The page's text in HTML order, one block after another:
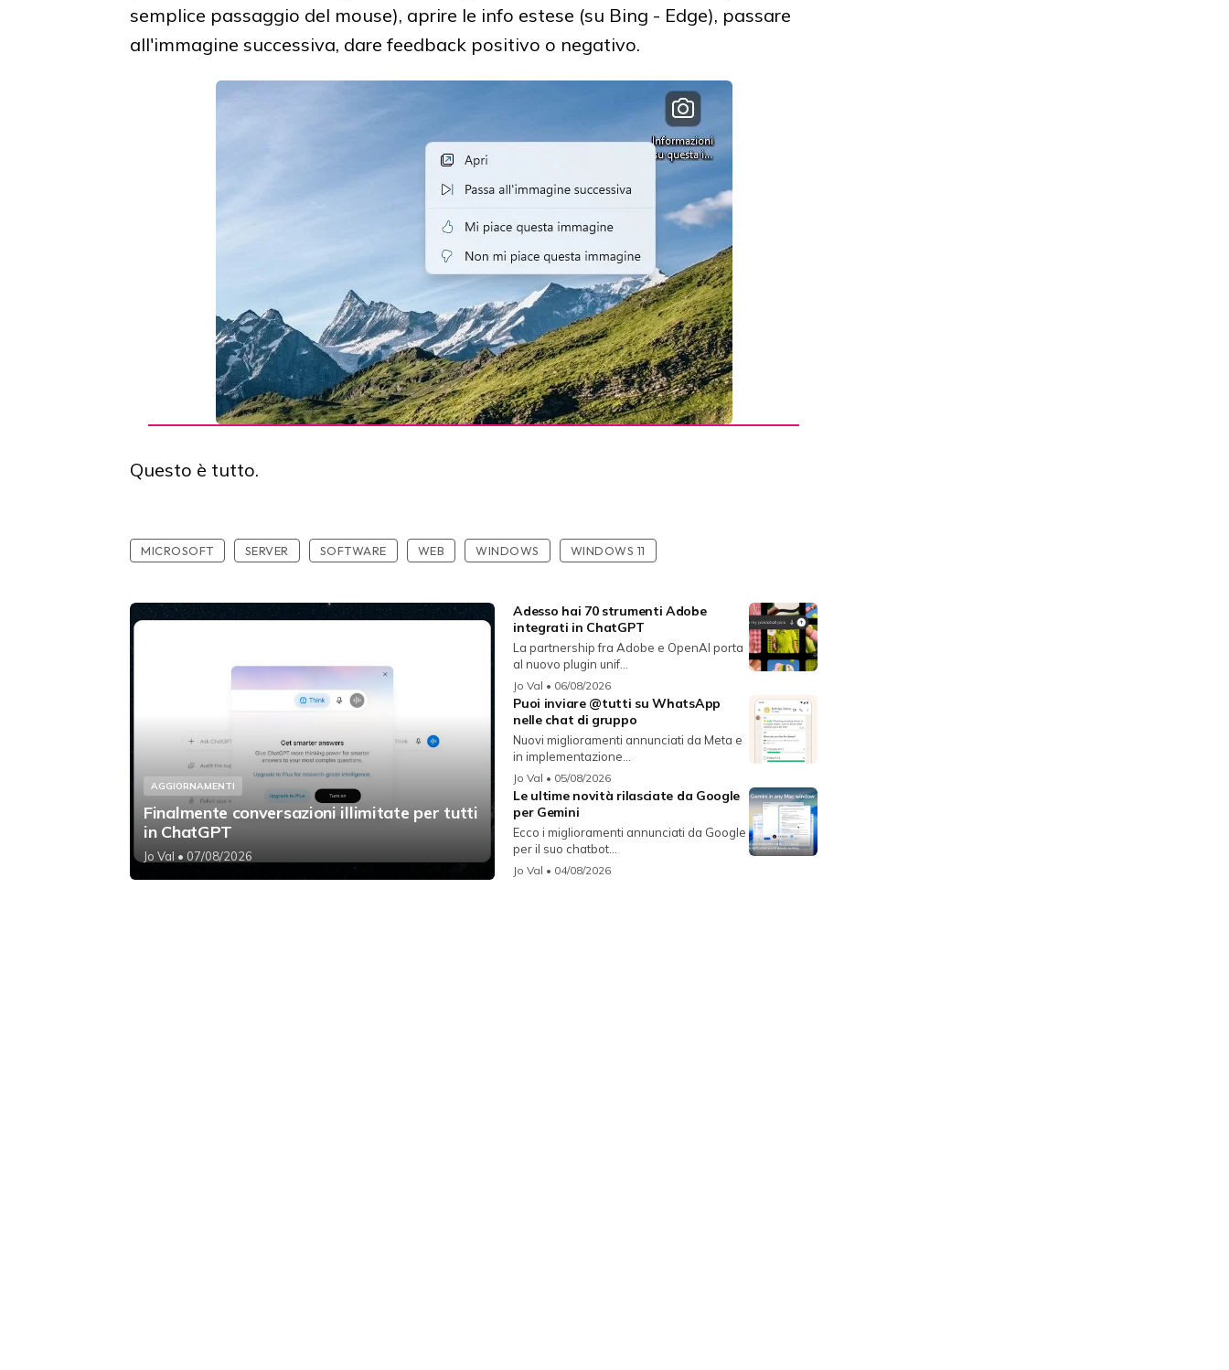
semplice passaggio del mouse), aprire le info estese (su Bing - Edge), passare
all'immagine successiva, dare feedback positivo o negativo.
Questo è tutto.
MICROSOFT SERVER SOFTWARE WEB WINDOWS WINDOWS 11
AGGIORNAMENTI
Finalmente conversazioni illimitate per tutti
in ChatGPT
Jo Val • 07/08/2026
Adesso hai 70 strumenti Adobe
integrati in ChatGPT
La partnership fra Adobe e OpenAI porta
al nuovo plugin unif...
Jo Val • 06/08/2026
Puoi inviare @tutti su WhatsApp
nelle chat di gruppo
Nuovi miglioramenti annunciati da Meta e
in implementazione...
Jo Val • 05/08/2026
Le ultime novità rilasciate da Google
per Gemini
Ecco i miglioramenti annunciati da Google
per il suo chatbot...
Jo Val • 04/08/2026